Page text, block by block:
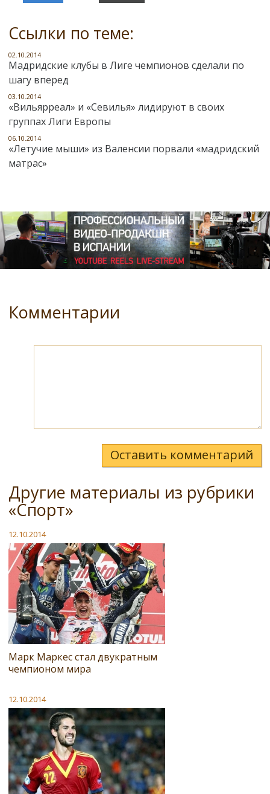
Ссылки по теме:
02.10.2014
Мадридские клубы в Лиге чемпионов сделали по
шагу вперед
03.10.2014
«Вильярреал» и «Севилья» лидируют в своих
группах Лиги Европы
06.10.2014
«Летучие мыши» из Валенсии порвали «мадридский
матрас»
Комментарии
Оставить комментарий
Другие материалы из рубрики
«Спорт»
12.10.2014
Марк Маркес стал двукратным
чемпионом мира
12.10.2014